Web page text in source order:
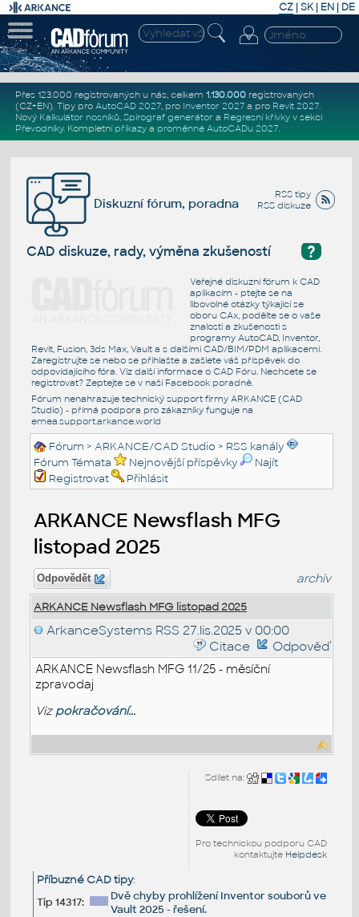
CZ | SK| EN | DE
Přes 123.000 registrovaných u nás, celkem 1.130.000registrovaných
(CZ+EN). Tipy pro AutoCAD 2027, pro Inventor 2027a pro Revit 2027.
Nový Kalkulátor nosníků, Spirograf generátor a Regresní křivkyv sekci
Převodníky. Kompletní příkazya proměnné AutoCADu 2027.
RSS tipy
RSS diskuze
Diskuzní fórum, poradna
?
CAD diskuze, rady, výměna zkušeností
Veřejné diskuzní fórum k CAD
aplikacím - ptejte se na
libovolné otázky týkající se
oboru CAx, podělte se o vaše
znalosti a zkušenosti s
programy AutoCAD, Inventor,
Revit, Fusion, 3ds Max, Vault a s dalšími CAD/BIM/PDM aplikacemi.
Zaregistrujte se nebo se přihlašte a zašlete váš příspěvek do
odpovídajícího fóra. Viz další informace o CAD Fóru. Nechcete se
registrovat? Zeptejte se v naší Facebook poradně.
Fórum nenahrazuje technický support firmy ARKANCE (CAD
Studio) - přímá podpora pro zákazníky funguje na
emea.support.arkance.world
Fórum >ARKANCE/CAD Studio > RSS kanály
Fórum Témata
Nejnovější příspěvky
Najít
Registrovat
Přihlásit
ARKANCE Newsflash MFG
listopad 2025
Odpovědět archiv
ARKANCE Newsflash MFG listopad 2025
ArkanceSystems RSS 27.lis.2025 v 00:00
Citace
Odpověď
ARKANCE Newsflash MFG 11/25 - měsíční
zpravodaj
Viz pokračování...
Sdílet na:
Pro technickou podporu CAD
kontaktujte Helpdesk
Příbuzné CAD tipy:
Tip 14317:
Dvě chyby prohlížení Inventor souborů ve
Vault 2025 - řešení.